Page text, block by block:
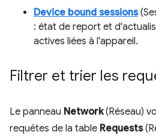
Device bound sessions
: état de report et
actives liées à l'appareil.
Filtrer et trier les
Le panneau Network(Réseau)
requêtes de la table Requests